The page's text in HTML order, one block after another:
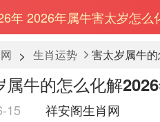
年 2026年属牛害太岁怎么
> 生肖运势 害太岁属牛
属牛的怎么化解
15 祥安阁生肖网